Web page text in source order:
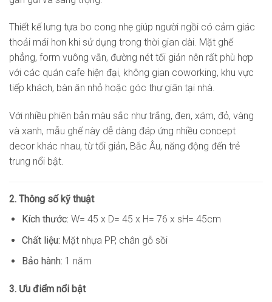
Thiết kế lưng tựa bo cong nhẹ giúp người ngồi có cảm giác
thoải mái hơn khi sử dụng trong thời gian dài. Mặt ghế
phẳng, form vuông vắn, đường nét tối giản nên rất phù hợp
với các quán cafe hiện đại, không gian coworking, khu vực
tiếp khách, bàn ăn nhỏ hoặc góc thư giãn tại nhà.
Với nhiều phiên bản màu sắc như trắng, đen, xám, đỏ, vàng
và xanh, mẫu ghế này dễ dàng đáp ứng nhiều concept
decor khác nhau, từ tối giản, Bắc Âu, năng động đến trẻ
trung nổi bật.
2. Thông số kỹ thuật
Kích thước: W= 45 x D= 45 x H= 76 x sH= 45cm
Chất liệu: Mặt nhựa PP, chân gỗ sồi
Bảo hành: 1 năm
3. Ưu điểm nổi bật